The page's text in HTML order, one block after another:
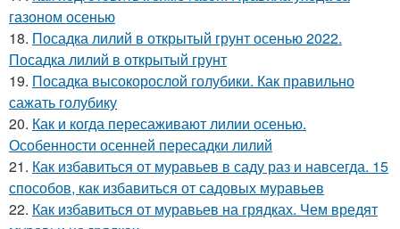
газоном осенью
18. Посадка лилий в открытый грунт осенью 2022.
Посадка лилий в открытый грунт
19. Посадка высокорослой голубики. Как правильно
сажать голубику
20. Как и когда пересаживают лилии осенью.
Особенности осенней пересадки лилий
21. Как избавиться от муравьев в саду раз и навсегда. 15
способов, как избавиться от садовых муравьев
22. Как избавиться от муравьев на грядках. Чем вредят